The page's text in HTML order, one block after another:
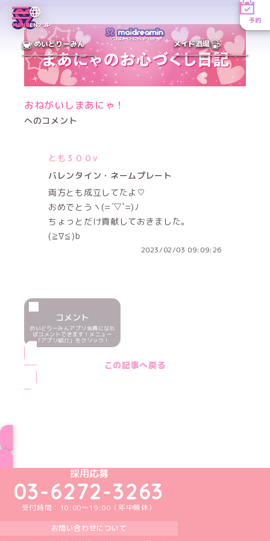
MENUEN／JP
予約
めいどりーみん メイド酒場
おねがいしまあにゃ！
へのコメント
とも３００v
バレンタイン・ネームプレート
両方とも成立してたよ♡
おめでとうヽ(=´▽`=)ﾉ
ちょっとだけ貢献しておきました。
(≧∇≦)b
2023/02/03 09:09:26
コメント
めいどりーみんアプリ会員になれ
ばコメントできます！メニュー
「アプリ紹介」をクリック！
この記事へ戻る
めいどりーみんTikTok公式アカウント
めいどりーみんX公式アカウント
めいどりーみんInstagram公式アカウント
めいどりーみんFacebook公式アカウン
めいどりーみんYouTube公式アカ
採用応募
03-6272-3263
受付時間：10:00～19:00（年中無休）
お問い合わせについて